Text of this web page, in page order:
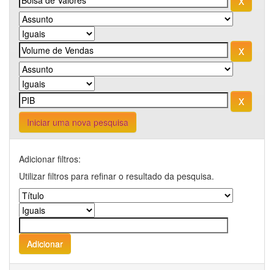
Iniciar uma nova pesquisa
Adicionar filtros:
Utilizar filtros para refinar o resultado da pesquisa.